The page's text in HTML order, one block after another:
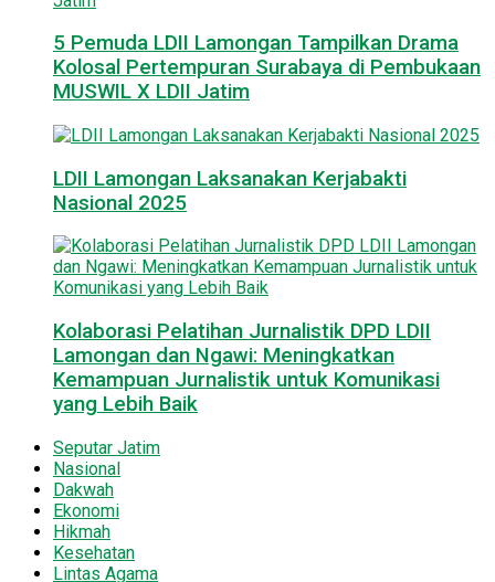
5 Pemuda LDII Lamongan Tampilkan Drama
Kolosal Pertempuran Surabaya di Pembukaan
MUSWIL X LDII Jatim
LDII Lamongan Laksanakan Kerjabakti
Nasional 2025
Kolaborasi Pelatihan Jurnalistik DPD LDII
Lamongan dan Ngawi: Meningkatkan
Kemampuan Jurnalistik untuk Komunikasi
yang Lebih Baik
Seputar Jatim
Nasional
Dakwah
Ekonomi
Hikmah
Kesehatan
Lintas Agama